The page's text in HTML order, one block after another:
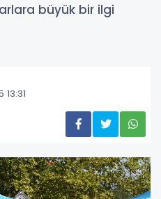
büyük bir ilgi